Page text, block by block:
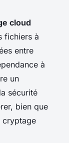
cloud
fichiers à
entre
à
un
sécurité
bien que
cryptage